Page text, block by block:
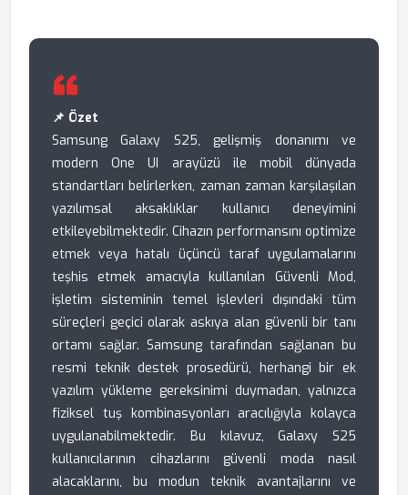
📌 Özet
Samsung Galaxy S25, gelişmiş donanımı ve
modern One UI arayüzü ile mobil dünyada
standartları belirlerken, zaman zaman karşılaşılan
yazılımsal aksaklıklar kullanıcı deneyimini
etkileyebilmektedir. Cihazın performansını optimize
etmek veya hatalı üçüncü taraf uygulamalarını
teşhis etmek amacıyla kullanılan Güvenli Mod,
işletim sisteminin temel işlevleri dışındaki tüm
süreçleri geçici olarak askıya alan güvenli bir tanı
ortamı sağlar. Samsung tarafından sağlanan bu
resmi teknik destek prosedürü, herhangi bir ek
yazılım yükleme gereksinimi duymadan, yalnızca
fiziksel tuş kombinasyonları aracılığıyla kolayca
uygulanabilmektedir. Bu kılavuz, Galaxy S25
kullanıcılarının cihazlarını güvenli moda nasıl
alacaklarını, bu modun teknik avantajlarını ve